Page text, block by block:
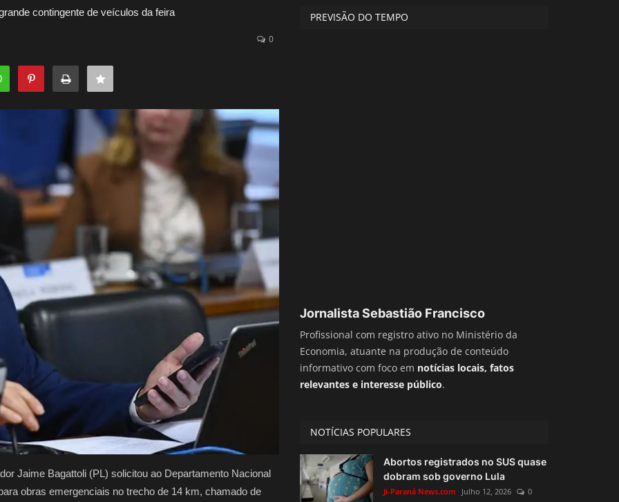
contingente de veículos da feira
0
Jaime Bagattoli (PL) solicitou ao Departamento Nacional
obras emergenciais no trecho de 14 km, chamado de
PREVISÃO DO TEMPO
Jornalista Sebastião Francisco
Profissional com registro ativo no Ministério da
Economia, atuante na produção de conteúdo
informativo com foco em notícias locais, fatos
relevantes e interesse público.
NOTÍCIAS POPULARES
Abortos registrados no SUS quase
dobram sob governo Lula
Ji-Paraná News.com Julho 12, 2026 0